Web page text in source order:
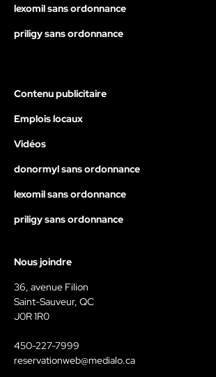
lexomil sans ordonnance
priligy sans ordonnance
Contenu publicitaire
Emplois locaux
Vidéos
donormyl sans ordonnance
lexomil sans ordonnance
priligy sans ordonnance
Nous joindre
36, avenue Filion
Saint-Sauveur, QC
J0R 1R0
450-227-7999
reservationweb@medialo.ca